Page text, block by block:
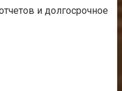
и долгосрочное